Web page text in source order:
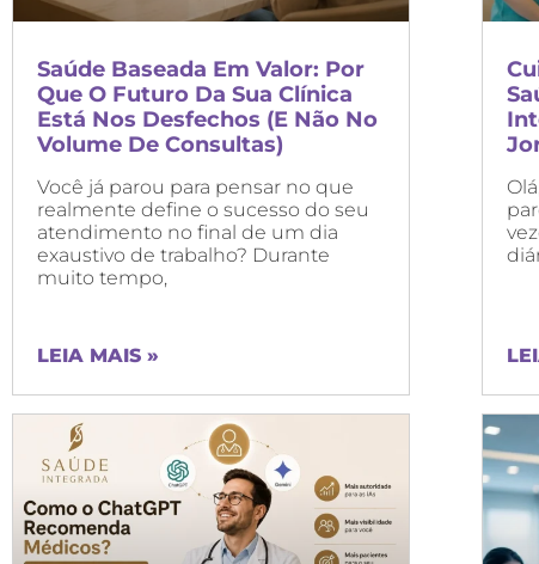
Saúde Baseada Em Valor: Por
Que O Futuro Da Sua Clínica
Está Nos Desfechos (e Não No
Volume De Consultas)
Você já parou para pensar no que
realmente define o sucesso do seu
atendimento no final de um dia
exaustivo de trabalho? Durante
muito tempo,
LEIA MAIS »